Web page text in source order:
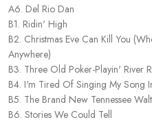
A6. Del Rio Dan
B1. Ridin' High
B2. Christmas Eve Can Kill You
Anywhere)
B3. Three Old Poker-Playin' River
B4. I'm Tired Of Singing My Song
B5. The Brand New Tennessee
B6. Stories We Could Tell